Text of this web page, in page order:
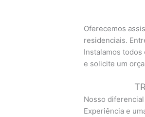
Oferecemos
residenciais.
Instalamos
e solicite um
Nosso
Experiência e